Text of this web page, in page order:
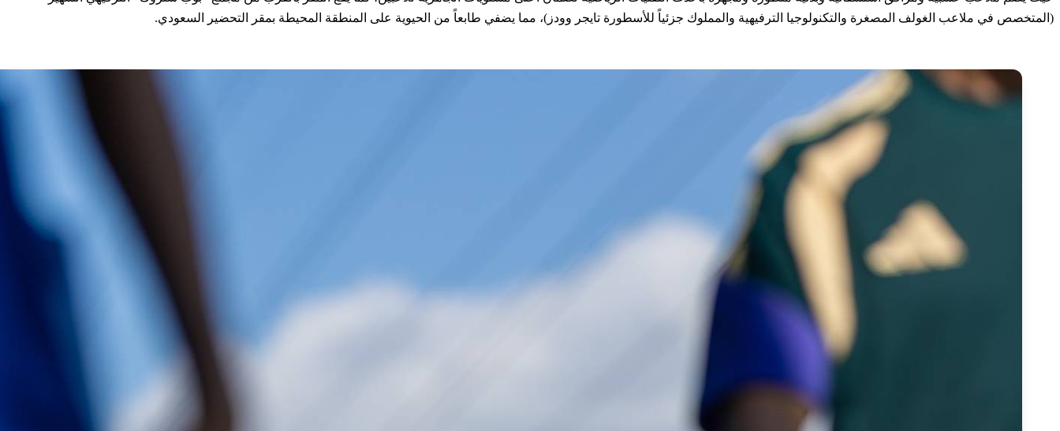
(المتخصص في ملاعب الغولف المصغرة والتكنولوجيا الترفيهية والمملوك جزئياً للأسطورة تايجر وودز)، مما يضفي طابعاً من الحيوية على المنطقة المحيطة بمقر التحضير السعودي.